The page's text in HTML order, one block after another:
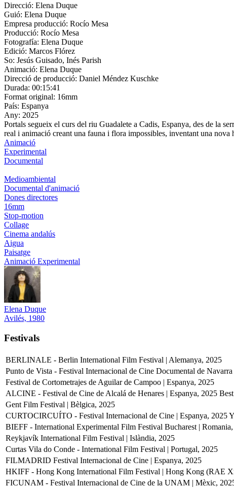
Direcció: Elena Duque
Guió: Elena Duque
Empresa producció: Rocío Mesa
Producció: Rocío Mesa
Fotografía: Elena Duque
Edició: Marcos Flórez
So: Jesús Guisado, Inés Parish
Animació: Elena Duque
Direcció de producció: Daniel Méndez Kuschke
Durada: 00:15:41
Format original: 16mm
País: Espanya
Any: 2025
Portals segueix el curs del riu Guadalete a Cadis, Espanya, des de la
real i animació creant una fauna i flora impossibles, inventant una
Animació
Experimental
Documental
Medioambiental
Documental d'animació
Dones directores
16mm
Stop-motion
Collage
Cinema andalús
Aigua
Paisatge
Animació Experimental
Elena Duque
Avilés, 1980
Festivals
BERLINALE - Berlin International Film Festival | Alemanya, 2025
Punto de Vista - Festival Internacional de Cine Documental de
Festival de Cortometrajes de Aguilar de Campoo | Espanya, 2025
ALCINE - Festival de Cine de Alcalá de Henares | Espanya, 2025
Gent Film Festival | Bèlgica, 2025
CURTOCIRCUÍTO - Festival Internacional de Cine | Espanya, 2025
BIEFF - International Experimental Film Festival Bucharest |
Reykjavík International Film Festival | Islàndia, 2025
Curtas Vila do Conde - International Film Festival | Portugal, 2025
FILMADRID Festival Internacional de Cine | Espanya, 2025
HKIFF - Hong Kong International Film Festival | Hong Kong (RAE
FICUNAM - Festival Internacional de Cine de la UNAM | Mèxic,